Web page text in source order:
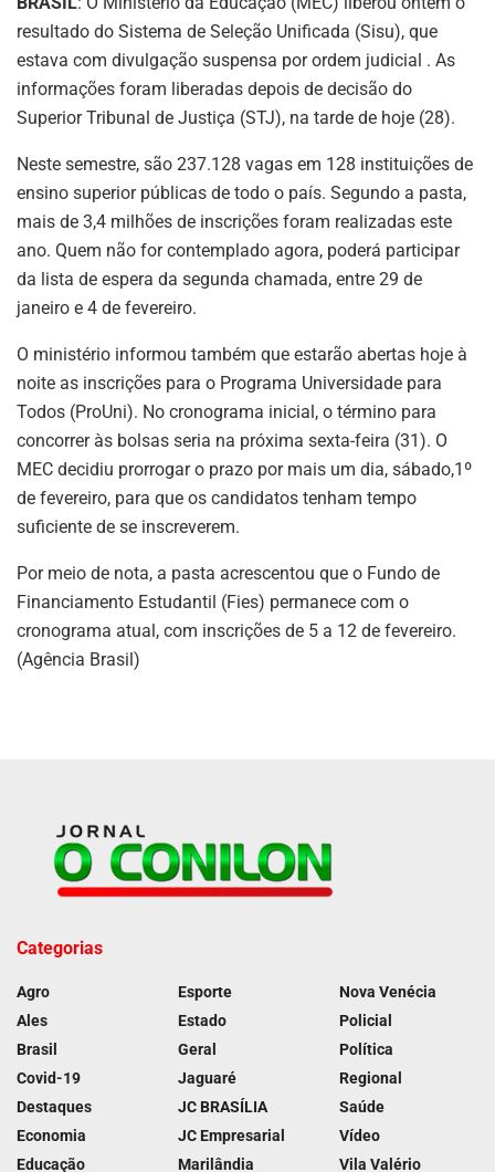
resultado do Sistema de Seleção Unificada (Sisu), que
estava com divulgação suspensa por ordem judicial . As
informações foram liberadas depois de decisão do
Superior Tribunal de Justiça (STJ), na tarde de hoje (28).
Neste semestre, são 237.128 vagas em 128 instituições de
ensino superior públicas de todo o país. Segundo a pasta,
mais de 3,4 milhões de inscrições foram realizadas este
ano. Quem não for contemplado agora, poderá participar
da lista de espera da segunda chamada, entre 29 de
janeiro e 4 de fevereiro.
O ministério informou também que estarão abertas hoje à
noite as inscrições para o Programa Universidade para
Todos (ProUni). No cronograma inicial, o término para
concorrer às bolsas seria na próxima sexta-feira (31). O
MEC decidiu prorrogar o prazo por mais um dia, sábado,1º
de fevereiro, para que os candidatos tenham tempo
suficiente de se inscreverem.
Por meio de nota, a pasta acrescentou que o Fundo de
Financiamento Estudantil (Fies) permanece com o
cronograma atual, com inscrições de 5 a 12 de fevereiro.
(Agência Brasil)
Categorias
Agro
Ales
Brasil
Covid-19
Destaques
Economia
Educação
Esporte
Estado
Geral
Jaguaré
JC BRASÍLIA
JC Empresarial
Marilândia
Nova Venécia
Policial
Política
Regional
Saúde
Vídeo
Vila Valério